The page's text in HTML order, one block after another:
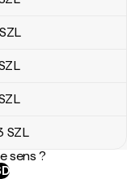
SZL
SZL
sens ?